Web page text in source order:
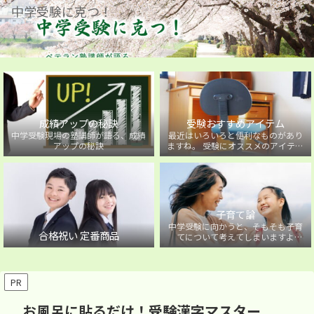
中学受験に克つ！
成績アップの秘訣
中学受験現場の塾講師が語る、成績
アップの秘訣
受験おすすめアイテム
最近はいろいろと便利なものがあり
ますね。 受験にオススメのアイテム
を紹介しています。
合格祝い 定番商品
子育て論
中学受験に向かうと、そもそも子育
てについて考えてしまいますよ
ね・・・。中学受験に向かうお子様
PR